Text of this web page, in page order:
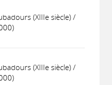
(XIIIe siècle) /
(XIIIe siècle) /